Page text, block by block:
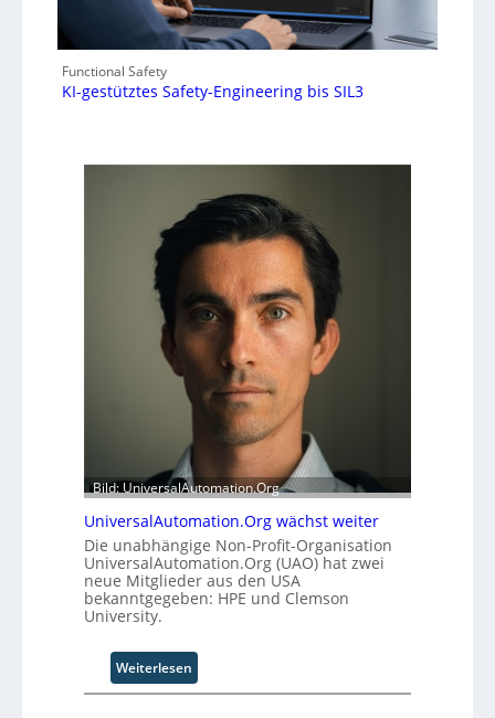
Functional Safety
KI-gestütztes Safety-Engineering bis SIL3
Bild: UniversalAutomation.Org
UniversalAutomation.Org wächst weiter
Die unabhängige Non-Profit-Organisation
UniversalAutomation.Org (UAO) hat zwei
neue Mitglieder aus den USA
bekanntgegeben: HPE und Clemson
University.
Weiterlesen:
U